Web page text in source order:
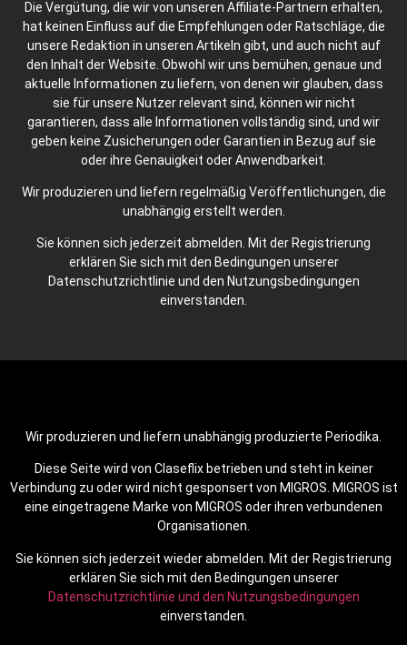
Die Vergütung, die wir von unseren Affiliate-Partnern erhalten,
hat keinen Einfluss auf die Empfehlungen oder Ratschläge, die
unsere Redaktion in unseren Artikeln gibt, und auch nicht auf
den Inhalt der Website. Obwohl wir uns bemühen, genaue und
aktuelle Informationen zu liefern, von denen wir glauben, dass
sie für unsere Nutzer relevant sind, können wir nicht
garantieren, dass alle Informationen vollständig sind, und wir
geben keine Zusicherungen oder Garantien in Bezug auf sie
oder ihre Genauigkeit oder Anwendbarkeit.
Wir produzieren und liefern regelmäßig Veröffentlichungen, die
unabhängig erstellt werden.
Sie können sich jederzeit abmelden. Mit der Registrierung
erklären Sie sich mit den Bedingungen unserer
Datenschutzrichtlinie und den Nutzungsbedingungen
einverstanden.
Wir produzieren und liefern unabhängig produzierte Periodika.
Diese Seite wird von Claseflix betrieben und steht in keiner
Verbindung zu oder wird nicht gesponsert von MIGROS. MIGROS ist
eine eingetragene Marke von MIGROS oder ihren verbundenen
Organisationen.
Sie können sich jederzeit wieder abmelden. Mit der Registrierung
erklären Sie sich mit den Bedingungen unserer
Datenschutzrichtlinie und den Nutzungsbedingungen
einverstanden.